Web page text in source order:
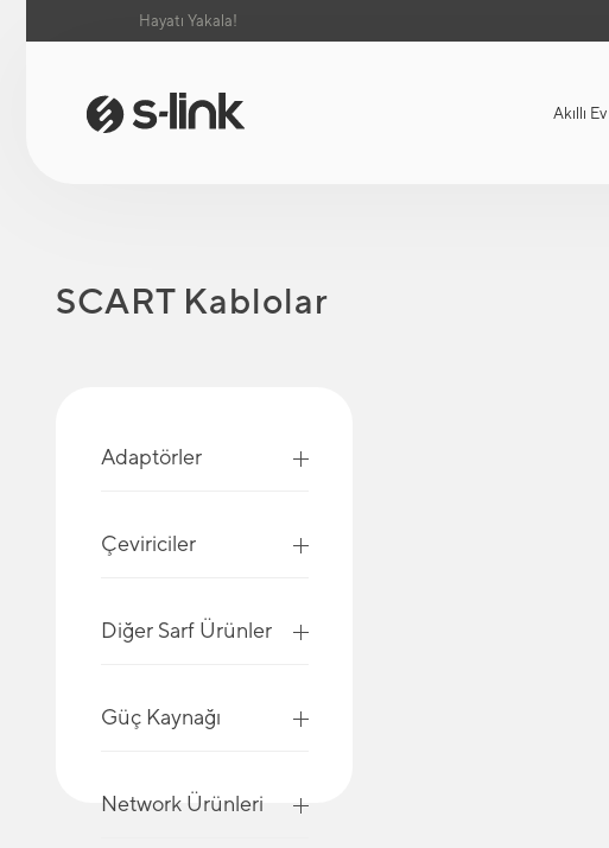
Hayatı Yakala!
Akıllı Ev
SCART Kablolar
Adaptörler
Çeviriciler
Diğer Sarf Ürünler
Güç Kaynağı
Network Ürünleri